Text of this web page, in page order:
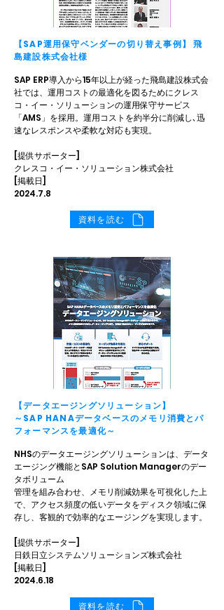
【SAP運用保守ベンダーの切り替え事例】 飛
島建設株式会社様
SAP ERP導入から15年以上が経った飛島建設株式会
社では、運用コストの最適化を図るためにクレス
コ・イー・ソリューションの運用保守サービス
「AMS」を採用。運用コストを約半分に削減し､迅
速なレスポンスや柔軟な対応も実現。
[提供サポーター]
クレスコ・イー・ソリューション株式会社
[掲載日]
2024.7.8
資料を読む
【データエージングソリューション】
～SAP HANAデータベースのメモリ消費とパ
フォーマンスを最適化～
NHSのデータエージングソリューションは、データ
エージング機能とSAP Solution Managerのデー
タボリューム
管理を組み合わせ、メモリ削減効果を可視化した上
で、アクセス頻度の低いデータをディスク領域に保
存し、客観的で効率的なエージングを実現します。
[提供サポーター]
日鉄日立システムソリューションズ株式会社
[掲載日]
2024.6.18
資料を読む